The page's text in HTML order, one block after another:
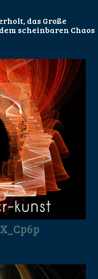
das Große
scheinbaren Chaos